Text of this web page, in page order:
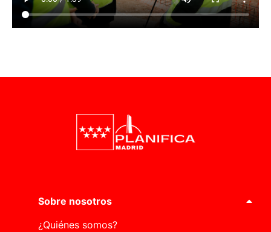
Sobre nosotros
¿Quiénes somos?